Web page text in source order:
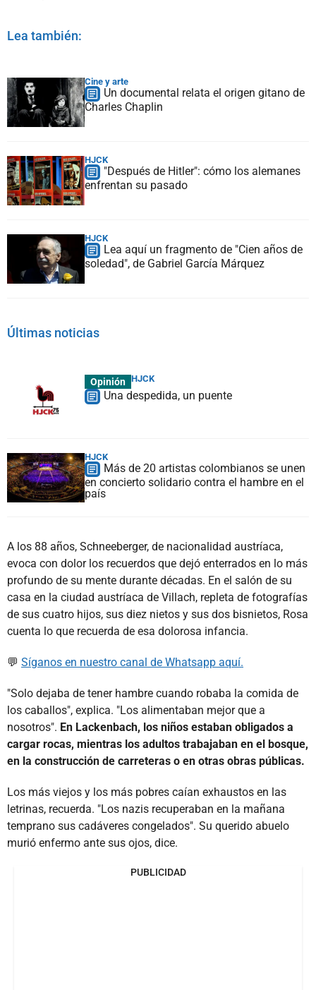
Lea también:
Cine y arte
Un documental relata el origen gitano de
Charles Chaplin
HJCK
"Después de Hitler": cómo los alemanes
enfrentan su pasado
HJCK
Lea aquí un fragmento de "Cien años de
soledad", de Gabriel García Márquez
Últimas noticias
Opinión HJCK
Una despedida, un puente
HJCK
Más de 20 artistas colombianos se unen
en concierto solidario contra el hambre en el
país
A los 88 años, Schneeberger, de nacionalidad austríaca,
evoca con dolor los recuerdos que dejó enterrados en lo más
profundo de su mente durante décadas. En el salón de su
casa en la ciudad austríaca de Villach, repleta de fotografías
de sus cuatro hijos, sus diez nietos y sus dos bisnietos, Rosa
cuenta lo que recuerda de esa dolorosa infancia.
💬 Síganos en nuestro canal de Whatsapp aquí.
"Solo dejaba de tener hambre cuando robaba la comida de
los caballos", explica. "Los alimentaban mejor que a
nosotros". En Lackenbach, los niños estaban obligados a
cargar rocas, mientras los adultos trabajaban en el bosque,
en la construcción de carreteras o en otras obras públicas.
Los más viejos y los más pobres caían exhaustos en las
letrinas, recuerda. "Los nazis recuperaban en la mañana
temprano sus cadáveres congelados". Su querido abuelo
murió enfermo ante sus ojos, dice.
PUBLICIDAD